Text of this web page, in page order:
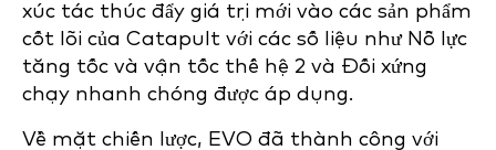
xúc tác thúc đẩy giá trị mới vào các sản phẩm
cốt lõi của Catapult với các số liệu như Nỗ lực
tăng tốc và vận tốc thế hệ 2 và Đối xứng
chạy nhanh chóng được áp dụng.
Về mặt chiến lược, EVO đã thành công với